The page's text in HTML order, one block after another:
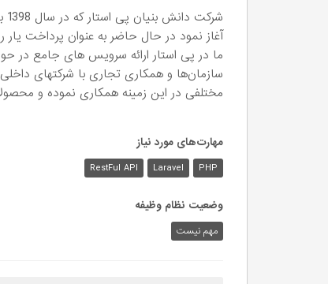
آغاز نمود در حال حاضر به عنوان پرداخت
ما در پی استار ارائه سرویس های جامع در
سازمان‌ها و همکاری تجاری با شرکتهای داخلی
مختلفی در این زمینه همکاری نموده و
مهارت‌های مورد نیاز
PHP
Laravel
RestFul API
وضعیت نظام وظیفه
مهم‌ نیست